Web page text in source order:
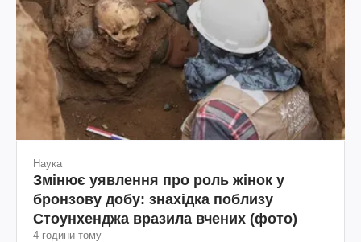
Наука
Змінює уявлення про роль жінок у
бронзову добу: знахідка поблизу
Стоунхенджа вразила вчених (фото)
4 години тому